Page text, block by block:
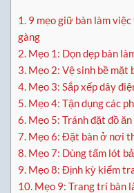
1. 9 mẹo giữ bàn làm việc
gàng
2. Mẹo 1: Dọn dẹp bàn
3. Mẹo 2: Vệ sinh bề
4. Mẹo 3: Sắp xếp dây
5. Mẹo 4: Tận dụng các
6. Mẹo 5: Tránh đặt đồ
7. Mẹo 6: Đặt bàn ở nơi
8. Mẹo 7: Dùng tấm lót
9. Mẹo 8: Định kỳ kiểm
10. Mẹo 9: Trang trí bàn